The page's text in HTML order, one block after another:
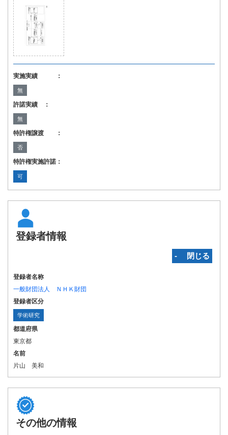
実施実績 ：
無
許諾実績 ：
無
特許権譲渡 ：
否
特許権実施許諾：
可
登録者情報
‐ 閉じる
登録者名称
一般財団法人 ＮＨＫ財団
登録者区分
学術研究
都道府県
東京都
名前
片山 美和
その他の情報